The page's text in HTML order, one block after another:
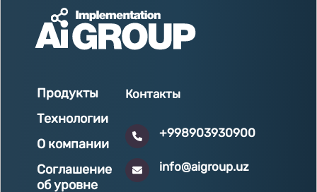
Продукты
Технологии
О компании
Соглашение
об уровне
Контакты
+998903930900
info@aigroup.uz